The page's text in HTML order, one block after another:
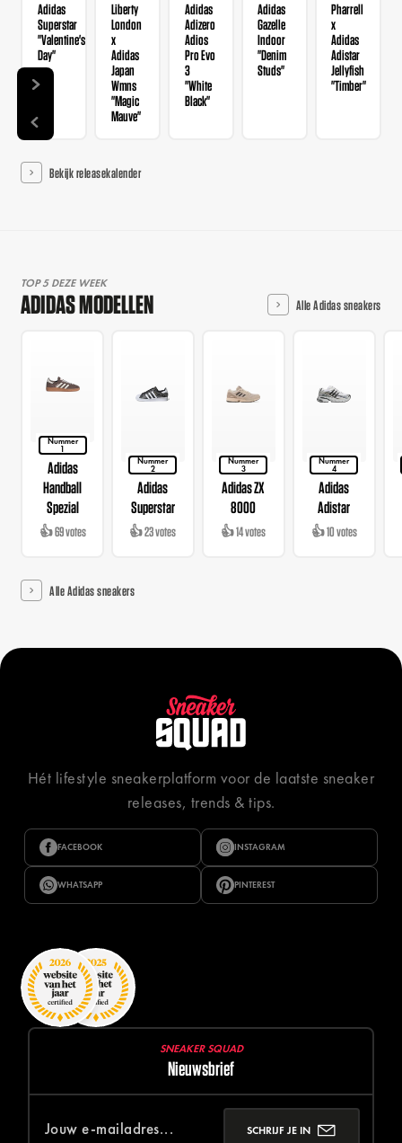
Adidas
Superstar
"Valentine's
Day"
Liberty
London
x
Adidas
Japan
Wmns
"Magic
Mauve"
Adidas
Adizero
Adios
Pro Evo
3
"White
Black"
Adidas
Gazelle
Indoor
"Denim
Studs"
Pharrell
x
Adidas
Adistar
Jellyfish
"Timber"
Bekijk releasekalender
TOP 5 DEZE WEEK
ADIDAS MODELLEN Alle Adidas sneakers
Nummer
1
Adidas
Handball
Spezial
👍 69 votes
Nummer
2
Adidas
Superstar
👍 23 votes
Nummer
3
Adidas ZX
8000
👍 14 votes
Nummer
4
Adidas
Adistar
👍 10 votes
Alle Adidas sneakers
Hét lifestyle sneakerplatform voor de laatste sneaker
releases, trends & tips.
FACEBOOK INSTAGRAM
WHATSAPP PINTEREST
SNEAKER SQUAD
Nieuwsbrief
SCHRIJF JE IN